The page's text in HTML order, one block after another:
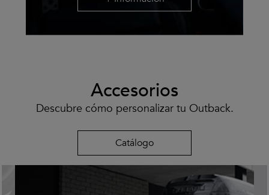
Accesorios
Descubre cómo personalizar tu Outback.
Catálogo